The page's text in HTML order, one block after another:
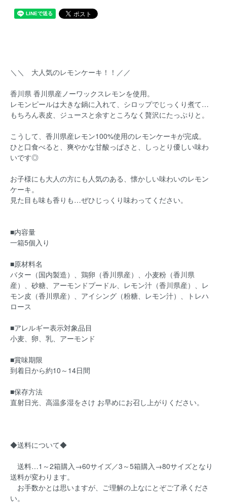
＼＼ 大人気のレモンケーキ！！／／
香川県 香川県産ノーワックスレモンを使用。
レモンピールは大きな鍋に入れて、シロップでじっくり煮て…
もちろん表皮、ジュースと余すところなく贅沢にたっぷりと。
こうして、香川県産レモン100%使用のレモンケーキが完成。
ひと口食べると、爽やかな甘酸っぱさと、しっとり優しい味わ
いです◎
お子様にも大人の方にも人気のある、懐かしい味わいのレモン
ケーキ。
見た目も味も香りも…ぜひじっくり味わってください。
■内容量
一箱5個入り
■原材料名
バター（国内製造）、鶏卵（香川県産）、小麦粉（香川県
産）、砂糖、アーモンドプードル、レモン汁（香川県産）、レ
モン皮（香川県産）、アイシング（粉糖、レモン汁）、トレハ
ロース
■アレルギー表示対象品目
小麦、卵、乳、アーモンド
■賞味期限
到着日から約10～14日間
■保存方法
直射日光、高温多湿をさけ お早めにお召し上がりください。
◆送料について◆
送料…1～2箱購入→60サイズ／3～5箱購入→80サイズとなり
送料が変わります。
お手数かとは思いますが、ご理解の上なにとぞご了承くださ
い。